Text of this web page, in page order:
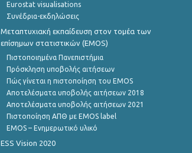
Eurostat visualisations
Συνέδρια-εκδηλώσεις
Μεταπτυχιακή εκπαίδευση στον τομέα των
επίσημων στατιστικών (EMOS)
Πιστοποιημένα Πανεπιστήμια
Πρόσκληση υποβολής αιτήσεων
Πώς γίνεται η πιστοποίηση του EMOS
Αποτελέσματα υποβολής αιτήσεων 2018
Αποτελέσματα υποβολής αιτήσεων 2021
Πιστοποίηση ΑΠΘ με EMOS label
EMOS – Ενημερωτικό υλικό
ESS Vision 2020